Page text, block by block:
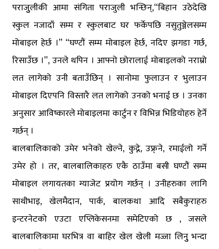
पराजुुलीकी आमा संगिता पराजुली भन्छिन्,“बिहान उठेदेखि
स्कुल नजादाँ सम्म र स्कुलबाट घर फर्केपछि नसुतुञ्जेलसम्म
मोबाइल हेर्छ ।” “घण्टौं सम्म मोबाइल हेर्छ, नदिए झगडा गर्छ,
रिसाउँछ ।”, उनले थपिन । आफ्नो छोरालाई मोबाइलको नराम्रो
लत लागेको उनी बताउँछिन् । सानोमा फुलाउन र भुलाउन
मोबाइल दिएपनि विस्तारै लत लागेको उनको भनाई छ । उनका
अनुसार आविष्कारले मोबाइलमा कार्टुन र विभिन्न भिडियोहरु हेर्ने
गर्छन् ।
बालबालिकाको उमेर भनेको खेल्ने, कुद्ने, उफ्र्ने, रमाईलो गर्ने
उमेर हो । तर, बालबालिकाहरु एकै ठाउँमा बसी घण्टौं सम्म
मोबाइल लगायतका ग्याजेट प्रयोग गर्छन् । उनीहरुका लागि
साथीभाइ, खेलमैदान, पार्क, बालकथा आदि सबैकुराहरु
इन्टरनेटको एउटा एप्लिकेसनमा समेटिएको छ , जसले
बालबालिकामा घरभित्र वा बाहिर खेल खेली मज्जा लिनुु भन्दा